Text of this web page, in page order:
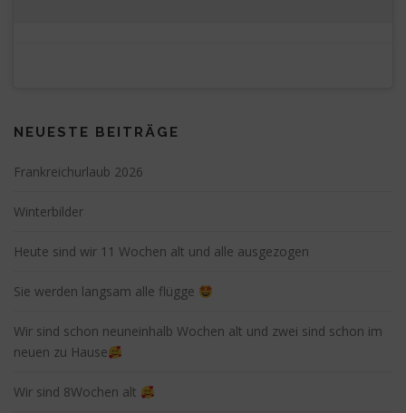
NEUESTE BEITRÄGE
Frankreichurlaub 2026
Winterbilder
Heute sind wir 11 Wochen alt und alle ausgezogen
Sie werden langsam alle flügge
Wir sind schon neuneinhalb Wochen alt und zwei sind schon im
neuen zu Hause
Wir sind 8Wochen alt